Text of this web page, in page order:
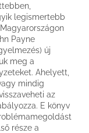
legismertebb
Payne
új
meg a
Ahelyett,
mindig
az
E könyv
része a